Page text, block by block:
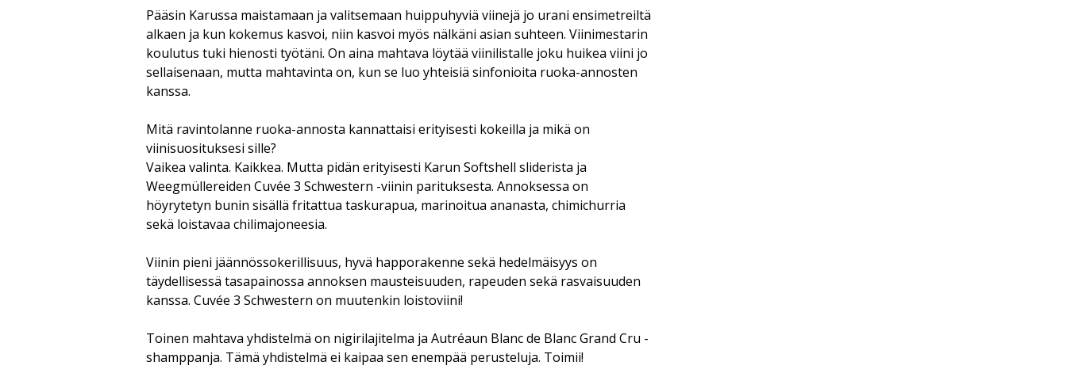
Pääsin Karussa maistamaan ja valitsemaan huippuhyviä viinejä jo urani ensimetreiltä
alkaen ja kun kokemus kasvoi, niin kasvoi myös nälkäni asian suhteen. Viinimestarin
koulutus tuki hienosti työtäni. On aina mahtava löytää viinilistalle joku huikea viini jo
sellaisenaan, mutta mahtavinta on, kun se luo yhteisiä sinfonioita ruoka-annosten
kanssa.
Mitä ravintolanne ruoka-annosta kannattaisi erityisesti kokeilla ja mikä on
viinisuosituksesi sille?
Vaikea valinta. Kaikkea. Mutta pidän erityisesti Karun Softshell sliderista ja
Weegmüllereiden Cuvée 3 Schwestern -viinin parituksesta. Annoksessa on
höyrytetyn bunin sisällä fritattua taskurapua, marinoitua ananasta, chimichurria
sekä loistavaa chilimajoneesia.
Viinin pieni jäännössokerillisuus, hyvä happorakenne sekä hedelmäisyys on
täydellisessä tasapainossa annoksen mausteisuuden, rapeuden sekä rasvaisuuden
kanssa. Cuvée 3 Schwestern on muutenkin loistoviini!
Toinen mahtava yhdistelmä on nigirilajitelma ja Autréaun Blanc de Blanc Grand Cru -
shamppanja. Tämä yhdistelmä ei kaipaa sen enempää perusteluja. Toimii!